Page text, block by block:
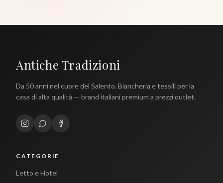
Antiche Tradizioni
Da 50 anni nel cuore del Salento. Biancheria e tessili per la
casa di alta qualità — brand italiani premium a prezzi outlet.
CATEGORIE
Letto e Hotel